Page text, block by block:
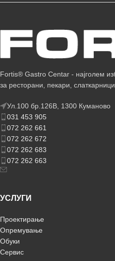
Fortis® Gastro Centar - најголем
за ресторани, пекари,
Ул.100 бр.126В, 1300 Куманово
031 453 905
072 262 661
072 262 672
072 262 683
072 262 663
УСЛУГИ
Проектирање
Опремување
Обуки
Сервис